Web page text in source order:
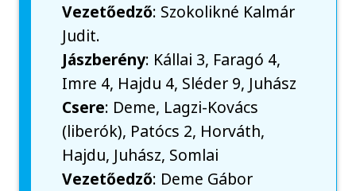
Vezetőedző: Szokolikné Kalmár
Judit.
Jászberény: Kállai 3, Faragó 4,
Imre 4, Hajdu 4, Sléder 9, Juhász
Csere: Deme, Lagzi-Kovács
(liberók), Patócs 2, Horváth,
Hajdu, Juhász, Somlai
Vezetőedző: Deme Gábor